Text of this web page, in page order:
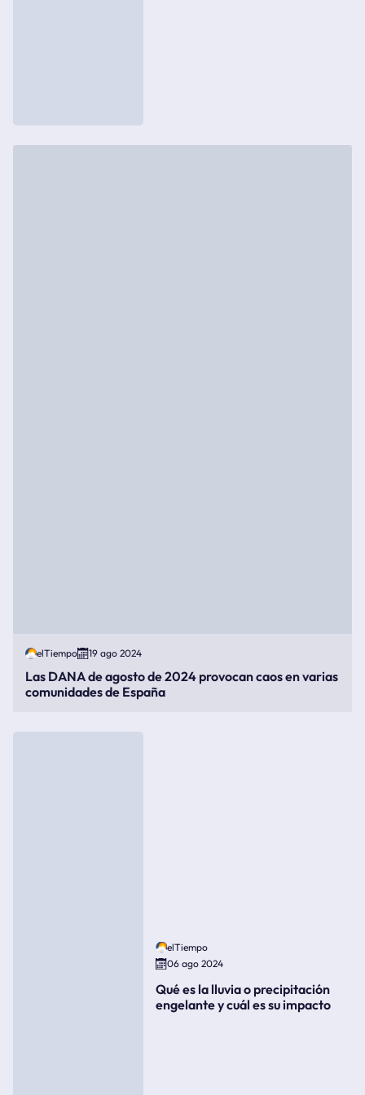
elTiempo 19 ago 2024
Las DANA de agosto de 2024 provocan caos en varias
comunidades de España
elTiempo
06 ago 2024
Qué es la lluvia o precipitación
engelante y cuál es su impacto